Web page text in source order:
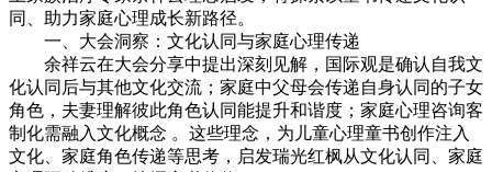
同、助力家庭心理成长新路径。
一、大会洞察：文化认同与家庭心理传递
余祥云在大会分享中提出深刻见解，国际观是确认自我文
化认同后与其他文化交流；家庭中父母会传递自身认同的子女
角色，夫妻理解彼此角色认同能提升和谐度；家庭心理咨询客
制化需融入文化概念 。这些理念，为儿童心理童书创作注入
文化、家庭角色传递等思考，启发瑞光红枫从文化认同、家庭